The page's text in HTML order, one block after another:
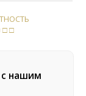
□ □
с нашим